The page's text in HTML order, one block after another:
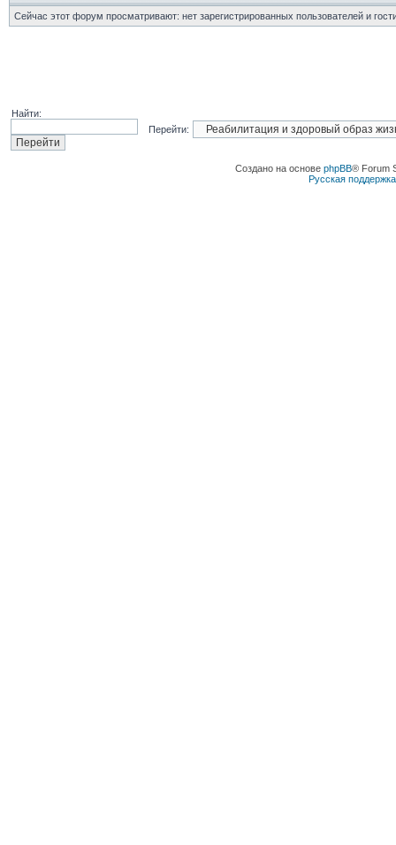
Сейчас этот форум просматривают: нет зарегистрированных пользователей и
Найти:
Перейти:
Создано на основе phpBB® Forum
Русская